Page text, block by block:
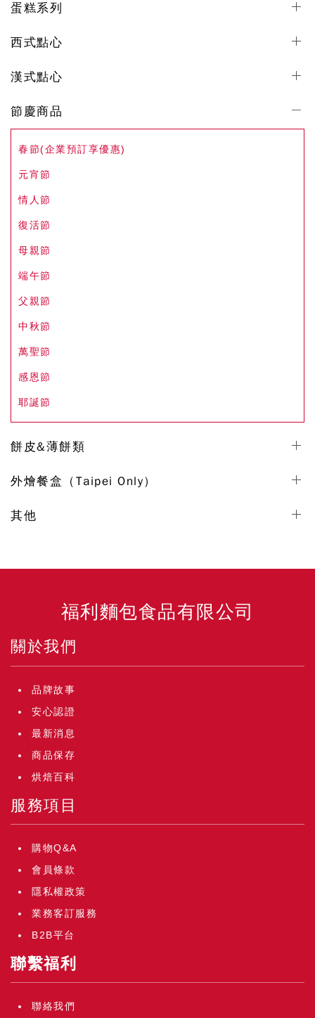
蛋糕系列
西式點心
漢式點心
節慶商品
春節(企業預訂享優惠)
元宵節
情人節
復活節
母親節
端午節
父親節
中秋節
萬聖節
感恩節
耶誕節
餅皮&薄餅類
外燴餐盒（Taipei Only）
其他
福利麵包食品有限公司
關於我們
品牌故事
安心認證
最新消息
商品保存
烘焙百科
服務項目
購物Q&A
會員條款
隱私權政策
業務客訂服務
B2B平台
聯繫福利
聯絡我們